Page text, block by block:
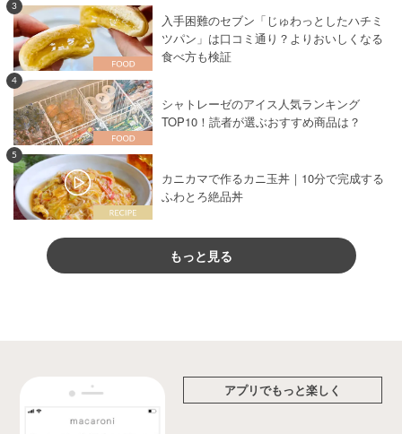
3
入手困難のセブン「じゅわっとしたハチミ
ツパン」は口コミ通り？よりおいしくなる
食べ方も検証
4
シャトレーゼのアイス人気ランキング
TOP10！読者が選ぶおすすめ商品は？
5
カニカマで作るカニ玉丼｜10分で完成する
ふわとろ絶品丼
もっと見る
アプリでもっと楽しく